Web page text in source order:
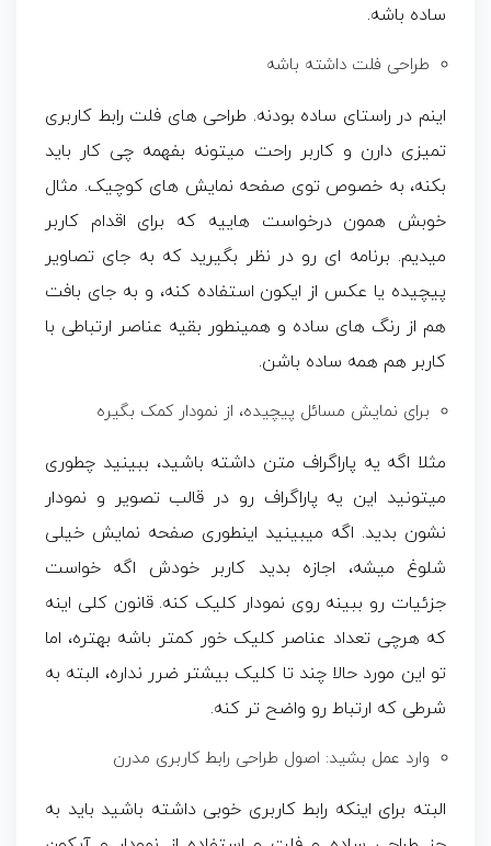
ساده باشه.
طراحی فلت داشته باشه
اینم در راستای ساده بودنه. طراحی های فلت رابط کاربری
تمیزی دارن و کاربر راحت میتونه بفهمه چی کار باید
بکنه، به خصوص توی صفحه نمایش های کوچیک. مثال
خوبش همون درخواست هاییه که برای اقدام کاربر
میدیم. برنامه ای رو در نظر بگیرید که به جای تصاویر
پیچیده یا عکس از ایکون استفاده کنه، و به جای بافت
هم از رنگ های ساده و همینطور بقیه عناصر ارتباطی با
کاربر هم همه ساده باشن.
برای نمایش مسائل پیچیده، از نمودار کمک بگیره
مثلا اگه یه پاراگراف متن داشته باشید، ببینید چطوری
میتونید این یه پاراگراف رو در قالب تصویر و نمودار
نشون بدید. اگه میبینید اینطوری صفحه نمایش خیلی
شلوغ میشه، اجازه بدید کاربر خودش اگه خواست
جزئیات رو ببینه روی نمودار کلیک کنه. قانون کلی اینه
که هرچی تعداد عناصر کلیک خور کمتر باشه بهتره، اما
تو این مورد حالا چند تا کلیک بیشتر ضرر نداره، البته به
شرطی که ارتباط رو واضح تر کنه.
وارد عمل بشید: اصول طراحی رابط کاربری مدرن
البته برای اینکه رابط کاربری خوبی داشته باشید باید به